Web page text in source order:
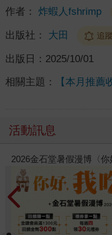
作者： 炸蝦人fshrimp
出版社： 大田 追蹤
出版日： 2025/10/01
相關主題： 【本月推薦
活動訊息
金石堂2026海外優惠：